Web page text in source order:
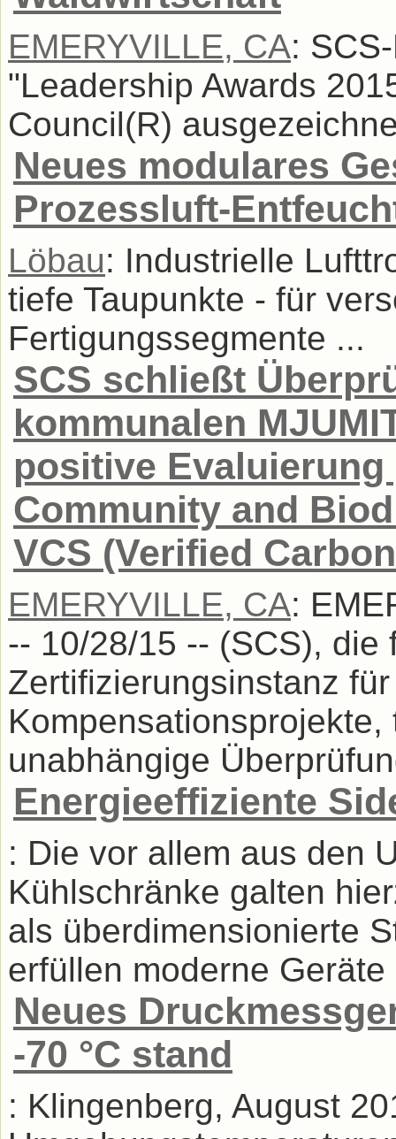
EMERYVILLE, CA:
"Leadership Awards
Council(R)
Neues modulares
Prozessluft-
Löbau: Industrielle
tiefe Taupunkte - für
Fertigungssegmente ...
SCS schließt
kommunalen
positive Evaluierung
Community and
VCS (Verified
EMERYVILLE, CA:
-- 10/28/15 -- (SCS), die
Zertifizierungsinstanz
unabhängige
Energieeffiziente
: Die vor allem aus den
Kühlschränke galten
als überdimensionierte
erfüllen moderne
Neues
-70 °C stand
: Klingenberg, August